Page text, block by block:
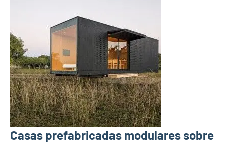
Casas prefabricadas modulares sobre